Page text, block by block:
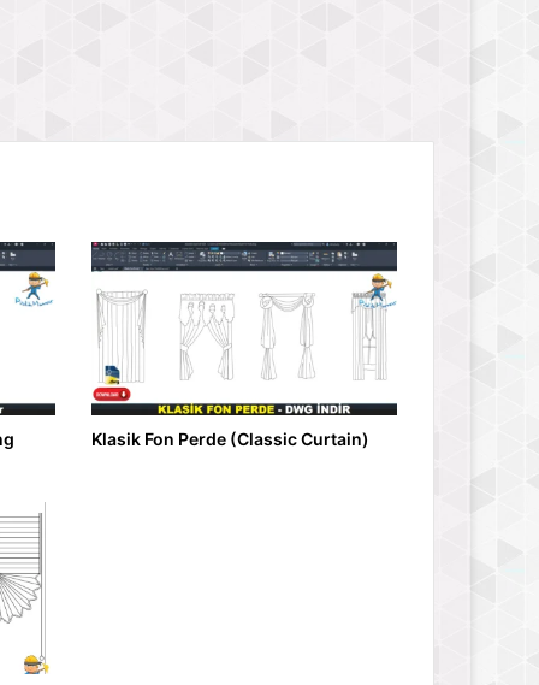
Klasik Fon Perde (Classic Curtain)